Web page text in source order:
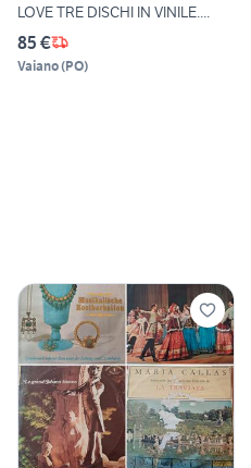
LOVE TRE DISCHI IN VINILE....
85 €
Vaiano(PO)